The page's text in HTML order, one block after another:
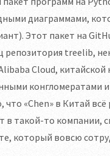
диаграммами,
Этот пакет на
treelib,
Cloud,
конгломератами
«Chen» в Китай
такой-то компании,
который вовсю